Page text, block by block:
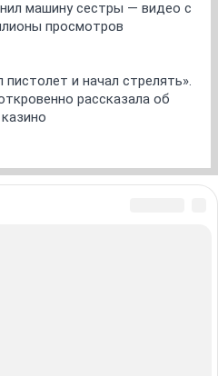
машину сестры — видео с
просмотров
пистолет и начал стрелять».
рассказала об